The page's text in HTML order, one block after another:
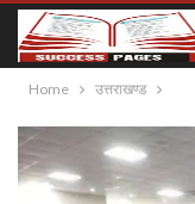
Home उत्तराखण्ड